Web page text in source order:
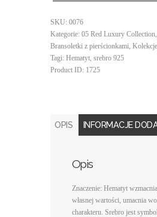
SKU: 0076
Kategorie: 05 Red Luxury Collection,
Bransoletki z pierścionkami, Kolekcje
Tagi: Hematyt, srebro 925
Product ID: 1725
OPIS INFORMACJE
Opis
Znaczenie: Hematyt
własnej wartości, umacnia
charakteru. Srebro jest